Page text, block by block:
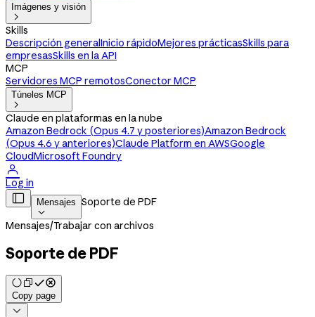
Imágenes y visión

Skills
Descripción generalInicio rápidoMejores prácticasSkills para
empresasSkills en la API
MCP
Servidores MCP remotosConector MCP
Túneles MCP

Claude en plataformas en la nube
Amazon Bedrock (Opus 4.7 y posteriores)Amazon Bedrock
(Opus 4.6 y anteriores)Claude Platform en AWSGoogle
CloudMicrosoft Foundry

Log in
 Mensajes

Soporte de PDF
Mensajes/Trabajar con archivos
Soporte de PDF
Copy page
